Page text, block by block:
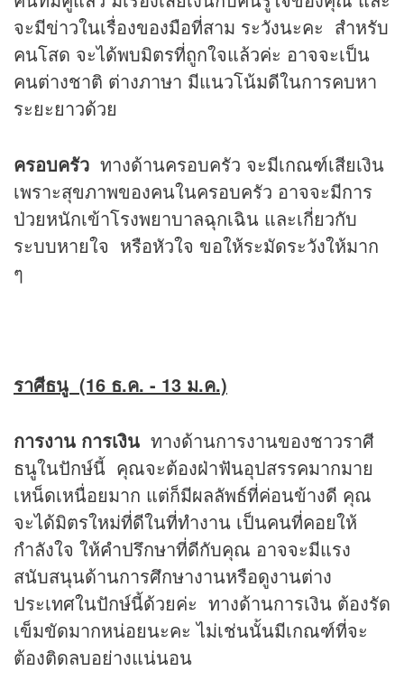
จะมีข่าวในเรื่องของมือที่สาม ระวังนะคะ สำหรับ
คนโสด จะได้พบมิตรที่ถูกใจแล้วค่ะ อาจจะเป็น
คนต่างชาติ ต่างภาษา มีแนวโน้มดีในการคบหา
ระยะยาวด้วย
ครอบครัว ทางด้านครอบครัว จะมีเกณฑ์เสียเงิน
เพราะสุขภาพของคนในครอบครัว อาจจะมีการ
ป่วยหนักเข้าโรงพยาบาลฉุกเฉิน และเกี่ยวกับ
ระบบหายใจ หรือหัวใจ ขอให้ระมัดระวังให้มาก
ๆ
ราศีธนู (16 ธ.ค. - 13 ม.ค.)
การงาน การเงิน ทางด้านการงานของชาวราศี
ธนูในปักษ์นี้ คุณจะต้องฝ่าฟันอุปสรรคมากมาย
เหน็ดเหนื่อยมาก แต่ก็มีผลลัพธ์ที่ค่อนข้างดี คุณ
จะได้มิตรใหม่ที่ดีในที่ทำงาน เป็นคนที่คอยให้
กำลังใจ ให้คำปรึกษาที่ดีกับคุณ อาจจะมีแรง
สนับสนุนด้านการศึกษางานหรือดูงานต่าง
ประเทศในปักษ์นี้ด้วยค่ะ ทางด้านการเงิน ต้องรัด
เข็มขัดมากหน่อยนะคะ ไม่เช่นนั้นมีเกณฑ์ที่จะ
ต้องติดลบอย่างแน่นอน